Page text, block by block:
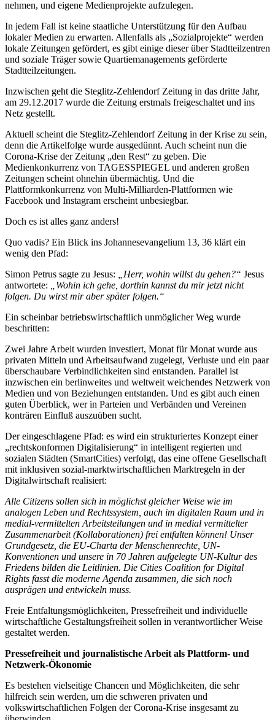
nehmen, und eigene Medienprojekte aufzulegen.
In jedem Fall ist keine staatliche Unterstützung für den Aufbau
lokaler Medien zu erwarten. Allenfalls als „Sozialprojekte“ werden
lokale Zeitungen gefördert, es gibt einige dieser über Stadtteilzentren
und soziale Träger sowie Quartiemanagements geförderte
Stadtteilzeitungen.
Inzwischen geht die Steglitz-Zehlendorf Zeitung in das dritte Jahr,
am 29.12.2017 wurde die Zeitung erstmals freigeschaltet und ins
Netz gestellt.
Aktuell scheint die Steglitz-Zehlendorf Zeitung in der Krise zu sein,
denn die Artikelfolge wurde ausgedünnt. Auch scheint nun die
Corona-Krise der Zeitung „den Rest“ zu geben. Die
Medienkonkurrenz von TAGESSPIEGEL und anderen großen
Zeitungen scheint ohnehin übermächtig. Und die
Plattformkonkurrenz von Multi-Milliarden-Plattformen wie
Facebook und Instagram erscheint unbesiegbar.
Doch es ist alles ganz anders!
Quo vadis? Ein Blick ins Johannesevangelium 13, 36 klärt ein
wenig den Pfad:
Simon Petrus sagte zu Jesus:
„Herr, wohin willst du gehen?“ Jesus
antwortete:
„Wohin ich gehe, dorthin kannst du mir jetzt nicht
folgen. Du wirst mir aber später folgen.“
Ein scheinbar betriebswirtschaftlich unmöglicher Weg wurde
beschritten:
Zwei Jahre Arbeit wurden investiert, Monat für Monat wurde aus
privaten Mitteln und Arbeitsaufwand zugelegt, Verluste und ein paar
überschaubare Verbindlichkeiten sind entstanden. Parallel ist
inzwischen ein berlinweites und weltweit weichendes Netzwerk von
Medien und von Beziehungen entstanden. Und es gibt auch einen
guten Überblick, wer in Parteien und Verbänden und Vereinen
konträren Einfluß auszuüben sucht.
Der eingeschlagene Pfad: es wird ein strukturiertes Konzept einer
„rechtskonformen Digitalisierung“ in intelligent regierten und
sozialen Städten (SmartCities) verfolgt, das eine offene Gesellschaft
mit inklusiven sozial-marktwirtschaftlichen Marktregeln in der
Digitalwirtschaft realisiert:
Alle Citizens sollen sich in möglichst gleicher Weise wie im
analogen Leben und Rechtssystem, auch im digitalen Raum und in
medial-vermittelten Arbeitsteilungen und in medial vermittelter
Zusammenarbeit (Kollaborationen) frei entfalten können! Unser
Grundgesetz, die EU-Charta der Menschenrechte, UN-
Konventionen und unsere in 70 Jahren aufgelegte UN-Kultur des
Friedens bilden die Leitlinien. Die Cities Coalition for Digital
Rights fasst die moderne Agenda zusammen, die sich noch
ausprägen und entwickeln muss.
Freie Entfaltungsmöglichkeiten, Pressefreiheit und individuelle
wirtschaftliche Gestaltungsfreiheit sollen in verantwortlicher Weise
gestaltet werden.
Pressefreiheit und journalistische Arbeit als Plattform- und
Netzwerk-Ökonomie
Es bestehen vielseitige Chancen und Möglichkeiten, die sehr
hilfreich sein werden, um die schweren privaten und
volkswirtschaftlichen Folgen der Corona-Krise insgesamt zu